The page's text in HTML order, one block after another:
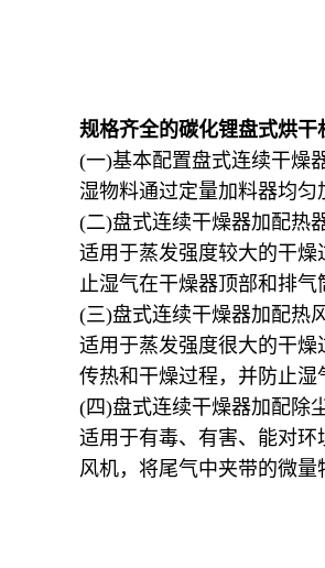
规格齐全的碳化锂盘式烘
(一)基本配置盘式连续干燥
湿物料通过定量加料器均匀
(二)盘式连续干燥器加配热
适用于蒸发强度较大的干
止湿气在干燥器顶部和排气
(三)盘式连续干燥器加配热
适用于蒸发强度很大的干
传热和干燥过程，并防止湿
(四)盘式连续干燥器加配除
适用于有毒、有害、能对环
风机，将尾气中夹带的微量